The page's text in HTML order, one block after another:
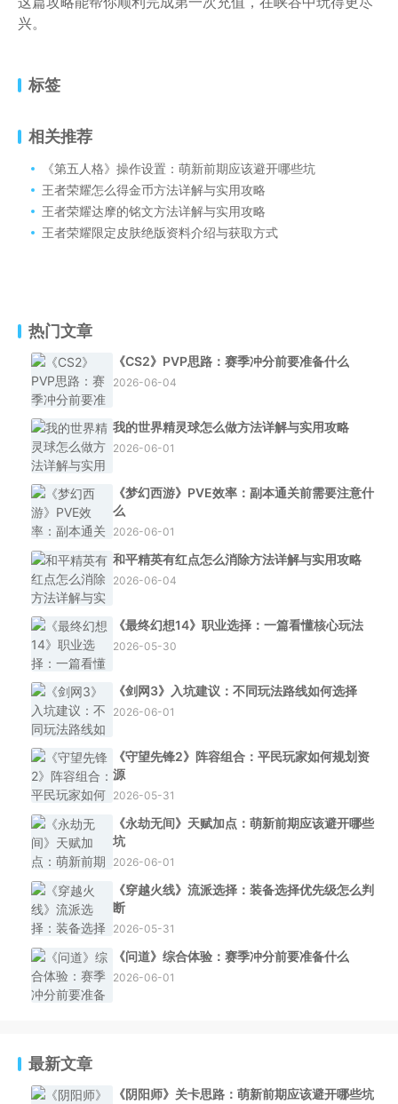
兴。
标签
相关推荐
《第五人格》操作设置：萌新前期应该避开哪些坑
王者荣耀怎么得金币方法详解与实用攻略
王者荣耀达摩的铭文方法详解与实用攻略
王者荣耀限定皮肤绝版资料介绍与获取方式
热门文章
《CS2》PVP思路：赛季冲分前要准备什么
2026-06-04
我的世界精灵球怎么做方法详解与实用攻略
2026-06-01
《梦幻西游》PVE效率：副本通关前需要注意什
么
2026-06-01
和平精英有红点怎么消除方法详解与实用攻略
2026-06-04
《最终幻想14》职业选择：一篇看懂核心玩法
2026-05-30
《剑网3》入坑建议：不同玩法路线如何选择
2026-06-01
《守望先锋2》阵容组合：平民玩家如何规划资
源
2026-05-31
《永劫无间》天赋加点：萌新前期应该避开哪些
坑
2026-06-01
《穿越火线》流派选择：装备选择优先级怎么判
断
2026-05-31
《问道》综合体验：赛季冲分前要准备什么
2026-06-01
最新文章
《阴阳师》关卡思路：萌新前期应该避开哪些坑